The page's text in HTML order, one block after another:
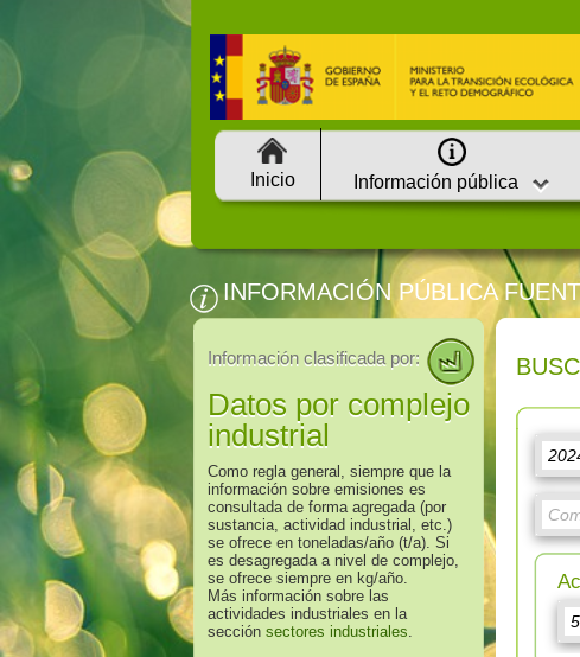
Inicio Información pública
INFORMACIÓN PÚBLICA
Información clasificada por:
Datos por complejo
industrial
Como regla general, siempre que la
información sobre emisiones es
consultada de forma agregada (por
sustancia, actividad industrial, etc.)
se ofrece en toneladas/año (t/a). Si
es desagregada a nivel de complejo,
se ofrece siempre en kg/año.
Más información sobre las
actividades industriales en la
sección sectores industriales.